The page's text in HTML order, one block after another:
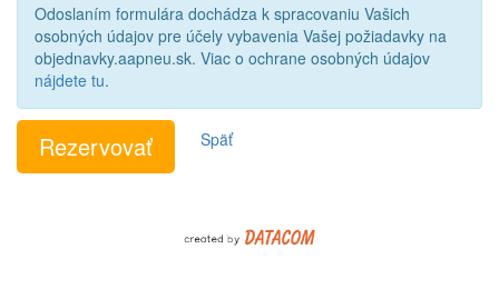
Odoslaním formulára dochádza k spracovaniu Vašich
osobných údajov pre účely vybavenia Vašej požiadavky na
objednavky.aapneu.sk. Viac o ochrane osobných údajov
nájdete tu.
Späť